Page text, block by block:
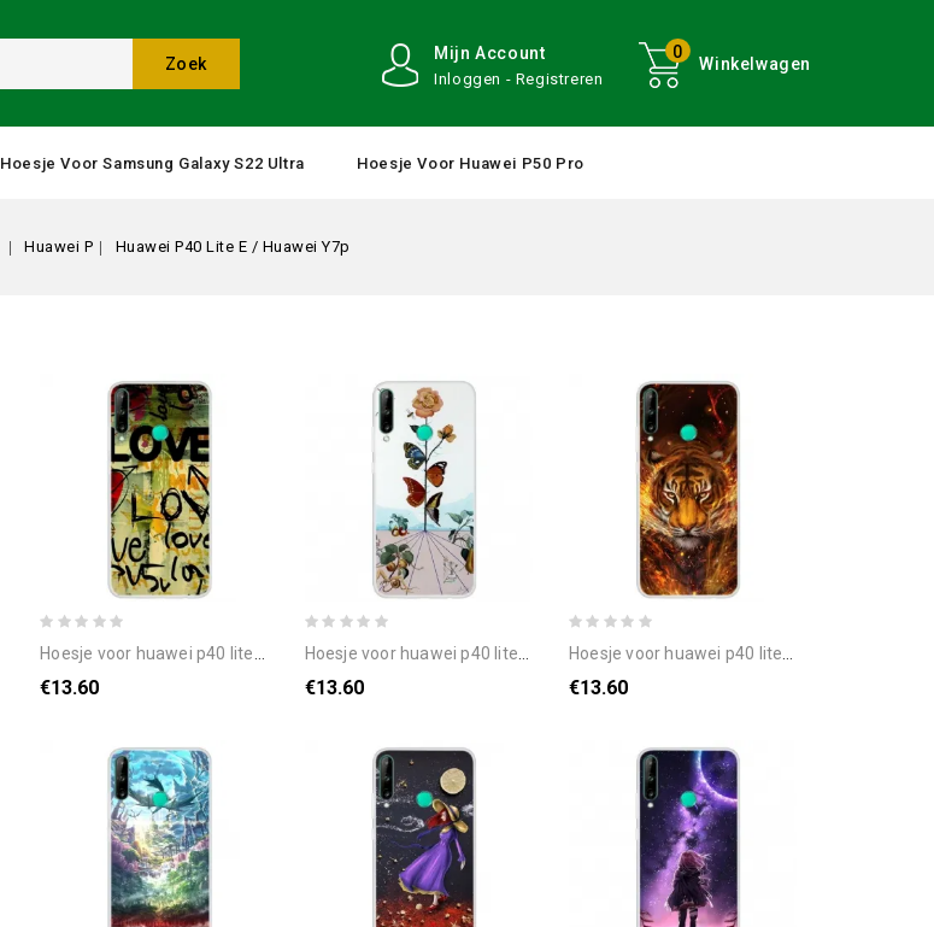
Winkelwagen
0
Mijn Account
Inloggen - Registreren
Zoek
Hoesje Voor Samsung Galaxy S22 Ultra Hoesje Voor Huawei P50 Pro
Huawei P Huawei P40 Lite E / Huawei Y7p
hoesje voor huawei p40 lite e / huawei y7p liefde en liefde
€13.60
hoesje voor huawei p40 lite e / huawei y7p natuur vlinders
€13.60
hoesje voor huawei p40 lite e / huawei y7p brandtijger
€13.60